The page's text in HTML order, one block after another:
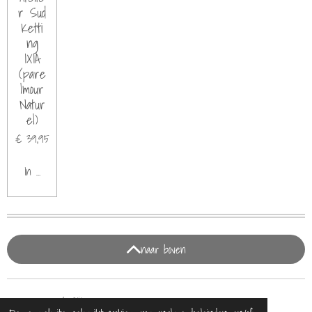
r Sud
Ketti
ng
IXIA
(pare
lmour
Natur
el)
€ 39,95
In winkelwagen
naar boven
© 2021 - 2026 BijDaan